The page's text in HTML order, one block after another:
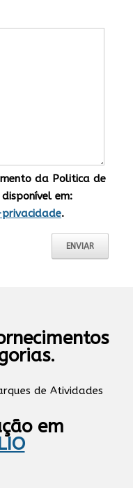
da Politica de
em:
.
de Atividades
em